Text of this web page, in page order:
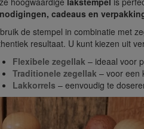
cadeaus en
de stempel in combinatie met
resultaat. U kunt kiezen uit
Flexibele zegellak – ideaal voor
Traditionele zegellak – voor een
Lakkorrels – eenvoudig te